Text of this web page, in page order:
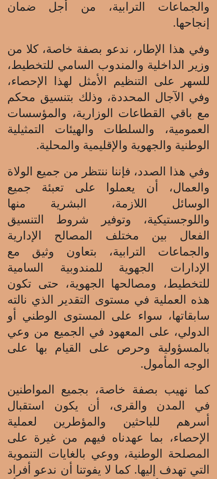
والجماعات الترابية، من أجل ضمان
إنجاحها.
وفي هذا الإطار، ندعو بصفة خاصة، كلا من
وزير الداخلية والمندوب السامي للتخطيط،
للسهر على التنظيم الأمثل لهذا الإحصاء،
وفي الآجال المحددة، وذلك بتنسيق محكم
مع باقي القطاعات الوزارية، والمؤسسات
العمومية، والسلطات والهيئات التمثيلية
الوطنية والجهوية والإقليمية والمحلية.
وفي هذا الصدد، فإننا ننتظر من جميع الولاة
والعمال، أن يعملوا على تعبئة جميع
الوسائل اللازمة، البشرية منها
واللوجستيكية، وتوفير شروط التنسيق
الفعال بين مختلف المصالح الإدارية
والجماعات الترابية، بتعاون وثيق مع
الإدارات الجهوية للمندوبية السامية
للتخطيط، ومصالحها الجهوية، حتى تكون
هذه العملية في مستوى التقدير الذي نالته
سابقاتها، سواء على المستوى الوطني أو
الدولي، على المعهود في الجميع من وعي
بالمسؤولية وحرص على القيام بها على
الوجه المأمول.
كما نهيب بصفة خاصة، بجميع المواطنين
في المدن والقرى، أن يكون استقبال
أسرهم للباحثين والمؤطرين لعملية
الإحصاء، بما عهدناه فيهم من غيرة على
المصلحة الوطنية، ووعي بالغايات التنموية
التي تهدف إليها. كما لا يفوتنا أن ندعو أفراد